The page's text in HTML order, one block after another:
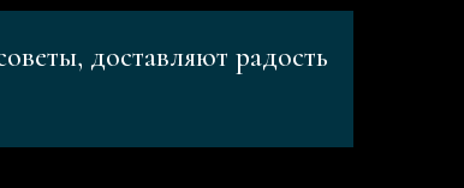
доставляют радость